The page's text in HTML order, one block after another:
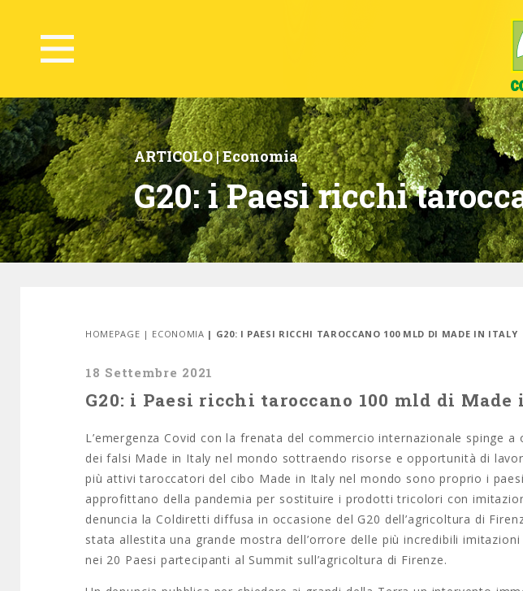
ARTICOLO |Economia
G20: i Paesi ricchi
HOMEPAGE | ECONOMIA | G20: I PAESI RICCHI TAROCCANO 100 MLD DI MADE IN ITALY
18 Settembre 2021
G20: i Paesi ricchi taroccano 100 mld di
L’emergenza Covid con la frenata del commercio internazionale spinge
dei falsi Made in Italy nel mondo sottraendo risorse e opportunità di
più attivi taroccatori del cibo Made in Italy nel mondo sono proprio i
approfittano della pandemia per sostituire i prodotti tricolori con
denuncia la Coldiretti diffusa in occasione del G20 dell’agricoltura di
stata allestita una grande mostra dell’orrore delle più incredibili
nei 20 Paesi partecipanti al Summit sull’agricoltura di Firenze.